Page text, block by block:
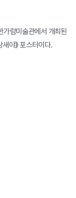
람미술관에서 개최된
야》 포스터이다.